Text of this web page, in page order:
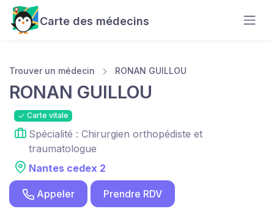
Carte des médecins
Trouver un médecin RONAN GUILLOU
RONAN GUILLOU
Carte vitale
Spécialité : Chirurgien orthopédiste et
traumatologue
Nantes cedex 2
Appeler Prendre RDV